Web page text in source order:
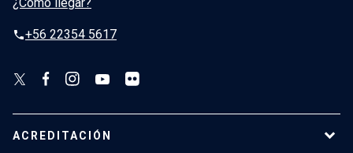
phone+56 22354 5617
ACREDITACIÓN